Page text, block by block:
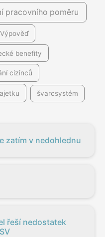
pracovního poměru
Výpověď
benefity
cizinců
švarcsystém
zatím v nedohlednu
řeší nedostatek